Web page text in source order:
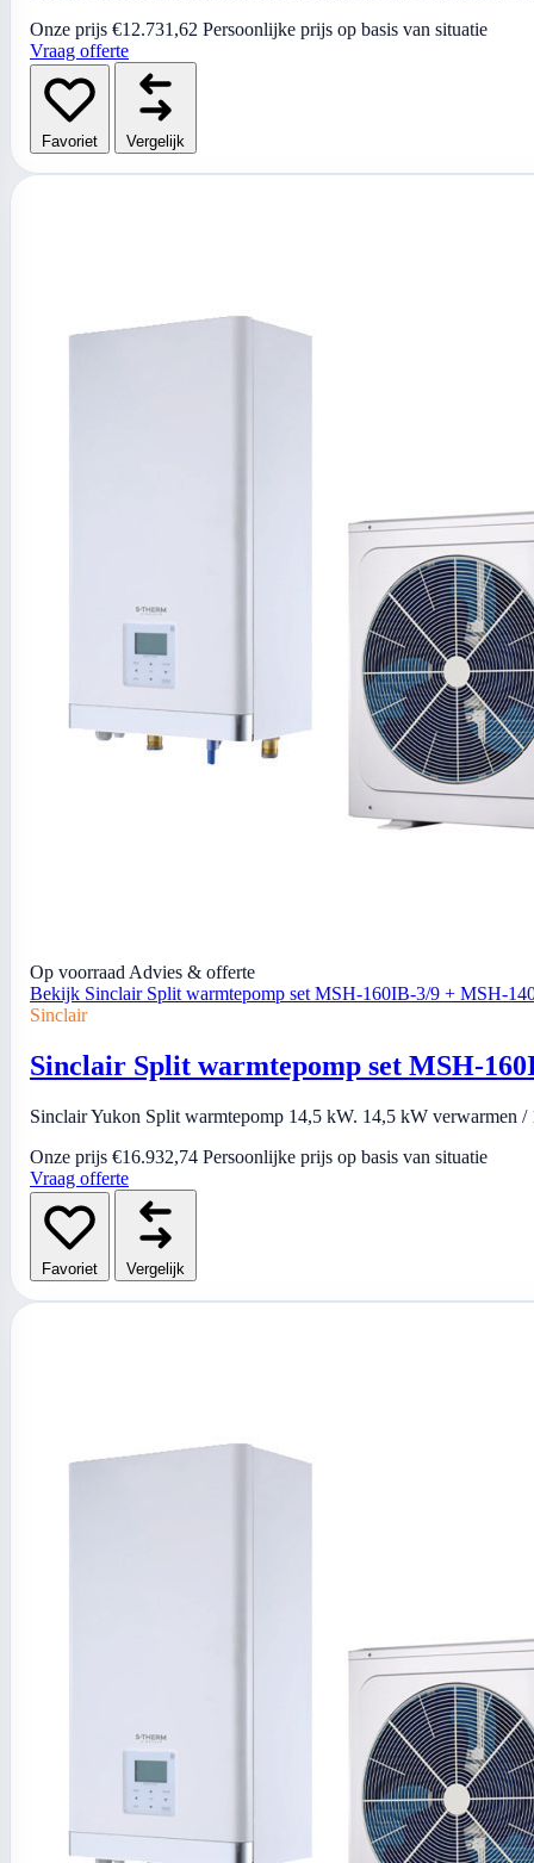
Onze prijs €12.731,62 Persoonlijke prijs op basis van situatie
Vraag offerte
Favoriet Vergelijk
Op voorraad Advies & offerte
Bekijk Sinclair Split warmtepomp set MSH-160IB-3/9 + MSH-
Sinclair
Sinclair Split warmtepomp set MSH-
Sinclair Yukon Split warmtepomp 14,5 kW. 14,5 kW verwarmen
Onze prijs €16.932,74 Persoonlijke prijs op basis van situatie
Vraag offerte
Favoriet Vergelijk